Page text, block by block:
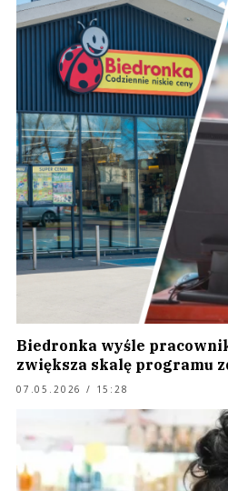
Biedronka wyśle
zwiększa skalę programu
07.05.2026 / 15:28